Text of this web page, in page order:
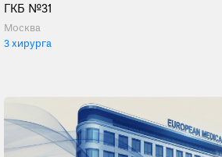
ГКБ №31
Москва
3 хирурга